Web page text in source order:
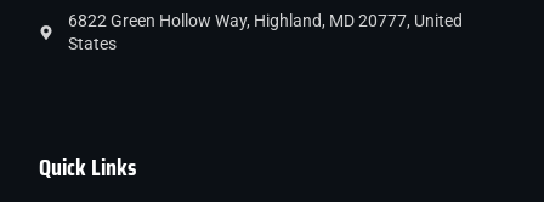
Quick Links
6822 Green Hollow Way, Highland, MD 20777, United
States